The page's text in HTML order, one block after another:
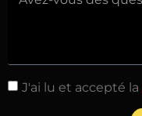
J'ai lu et accepté la